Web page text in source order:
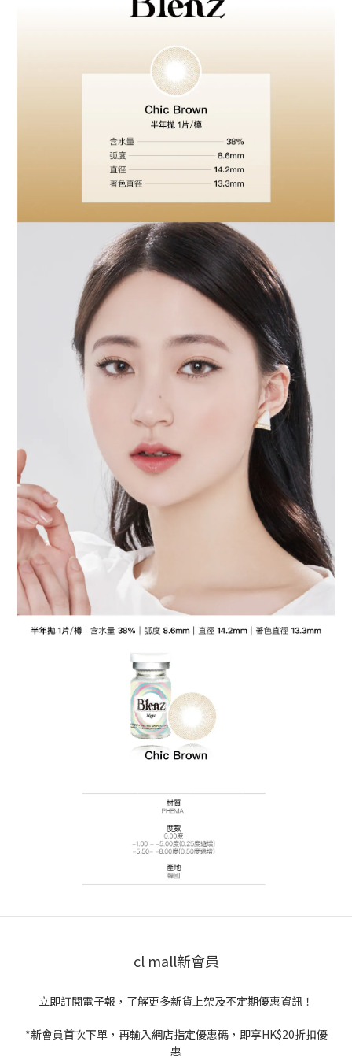
cl mall新會員
立即訂閱電子報，了解更多新貨上架及不定期優惠資訊！
*新會員首次下單，再輸入網店指定優惠碼，即享HK$20折扣優
惠